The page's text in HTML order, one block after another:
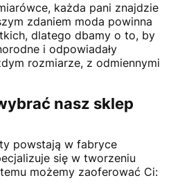
każda pani znajdzie
zdaniem moda powinna
dlatego dbamy o to, by
i odpowiadały
rozmiarze, z odmiennymi
nasz sklep
powstają w fabryce
się w tworzeniu
możemy zaoferować Ci: